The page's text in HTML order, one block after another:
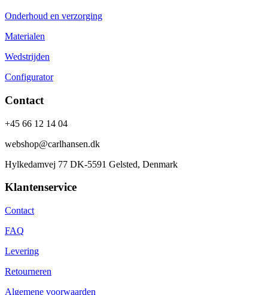
Onderhoud en verzorging
Materialen
Wedstrijden
Configurator
Contact
+45 66 12 14 04
webshop@carlhansen.dk
Hylkedamvej 77 DK-5591 Gelsted, Denmark
Klantenservice
Contact
FAQ
Levering
Retourneren
Algemene voorwaarden